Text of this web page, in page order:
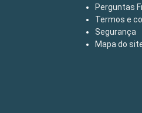
Perguntas
Termos e
Segurança
Mapa do